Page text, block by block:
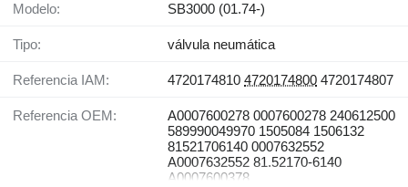
Modelo: SB3000 (01.74-)
Tipo: válvula neumática
Referencia IAM: 4720174810 4720174800 4720174807
Referencia OEM:
A0007600278 0007600278 240612500
589990049970 1505084 1506132
81521706140 0007632552
A0007632552 81.52170-6140
A0007600378